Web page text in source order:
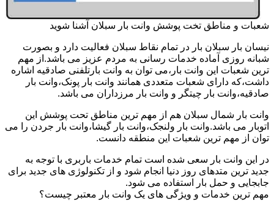
شعبات و مناطق تخت پوشش وانت بار سبلان آشنا شوید
نیسان بار سبلان بار در تمام نقاط سبلان فعالیت دارد و بصورت
شبانه روزی آماده خدمات رسانی به مردم عزیز می باشد.از مهم
ترین شعبات این وانت بار،می توان به وانت بارتلفنی صادقیه اشاره
داشت،که دارای شعبات متعددی همانند وانت بار پونک،وانت بار
صادقیه،وانت بار چیتگر و وانت بار مرزداران می باشد.
وانت بار شمال سبلان هم از مهم ترین مناطق تحت پوشش این
اتوبار می باشد.وانت بار ولنجک،وانت بار گیشا،وانت بار جردن را می
توان از مهم ترین شعبات این منطقه دانست.
در این وانت بار سعی شده است تمام خدمات باربری با توجه به
جدید ترین متدهای روز دنیا انجام شود و از تکنولوژی های جدید برای
جابجایی و حمل بار استفاده می شود.
مهم ترین خدمات و ویژگی های یک وانت بار معتبر چیست؟